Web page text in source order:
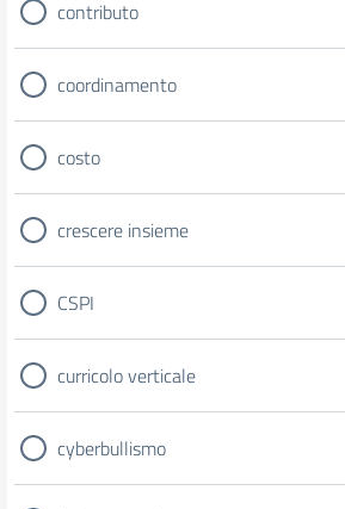
contributo
coordinamento
costo
crescere insieme
CSPI
curricolo verticale
cyberbullismo